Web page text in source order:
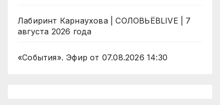
Лабиринт Карнаухова | СОЛОВЬЁВLIVE | 7
августа 2026 года
«События». Эфир от 07.08.2026 14:30